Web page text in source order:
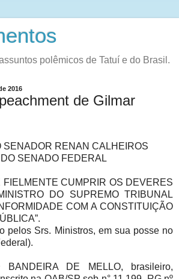
polêmicos de Tatuí e do Brasil.
2016
de Gilmar
SENADOR RENAN CALHEIROS
SENADO FEDERAL
FIELMENTE CUMPRIR OS DEVERES
DO SUPREMO TRIBUNAL
COM A CONSTITUIÇÃO
pelos Srs. Ministros, em sua posse no
BANDEIRA DE MELLO, brasileiro,